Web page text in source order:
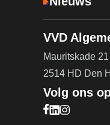
VVD
Mauritskade 21
2514 HD Den
Volg ons
Bezoek onze
Bezoek
Bezoek